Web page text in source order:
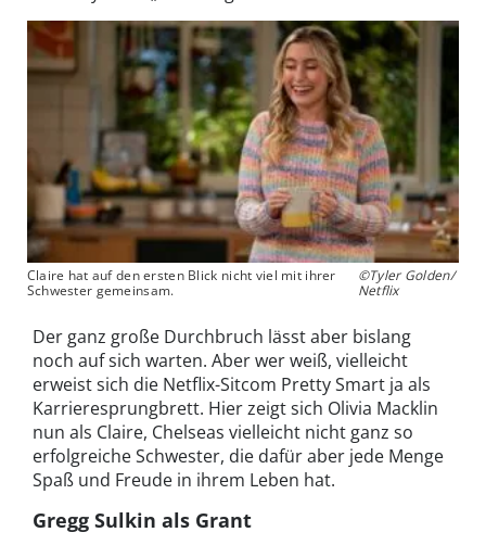
Claire hat auf den ersten Blick nicht viel mit ihrer
Schwester gemeinsam.
©Tyler Golden/
Netflix
Der ganz große Durchbruch lässt aber bislang
noch auf sich warten. Aber wer weiß, vielleicht
erweist sich die Netflix-Sitcom Pretty Smart ja als
Karrieresprungbrett. Hier zeigt sich Olivia Macklin
nun als Claire, Chelseas vielleicht nicht ganz so
erfolgreiche Schwester, die dafür aber jede Menge
Spaß und Freude in ihrem Leben hat.
Gregg Sulkin als Grant